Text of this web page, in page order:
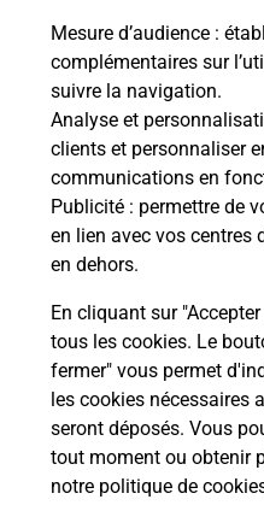
Mesure d’audience :
complémentaires sur
suivre la navigation.
Analyse et
clients et personnaliser
communications en
Publicité : permettre de
en lien avec vos centres
en dehors.
En cliquant sur
tous les cookies. Le
fermer" vous permet
les cookies nécessaires
seront déposés. Vous
tout moment ou obtenir
notre politique de
Comment La
à votre sécurité au
Puis-je passer
avec La Poste et
conditions ?
Localiser Liste Alpes-